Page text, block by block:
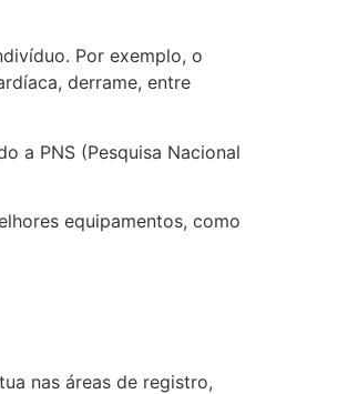
Por exemplo, o
derrame, entre
a PNS (Pesquisa Nacional
equipamentos, como
nas áreas de registro,